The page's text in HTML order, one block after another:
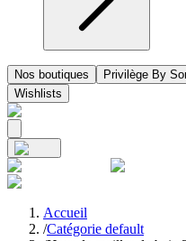
Nos boutiques Privilège By
Wishlists
Accueil
/Catégorie default